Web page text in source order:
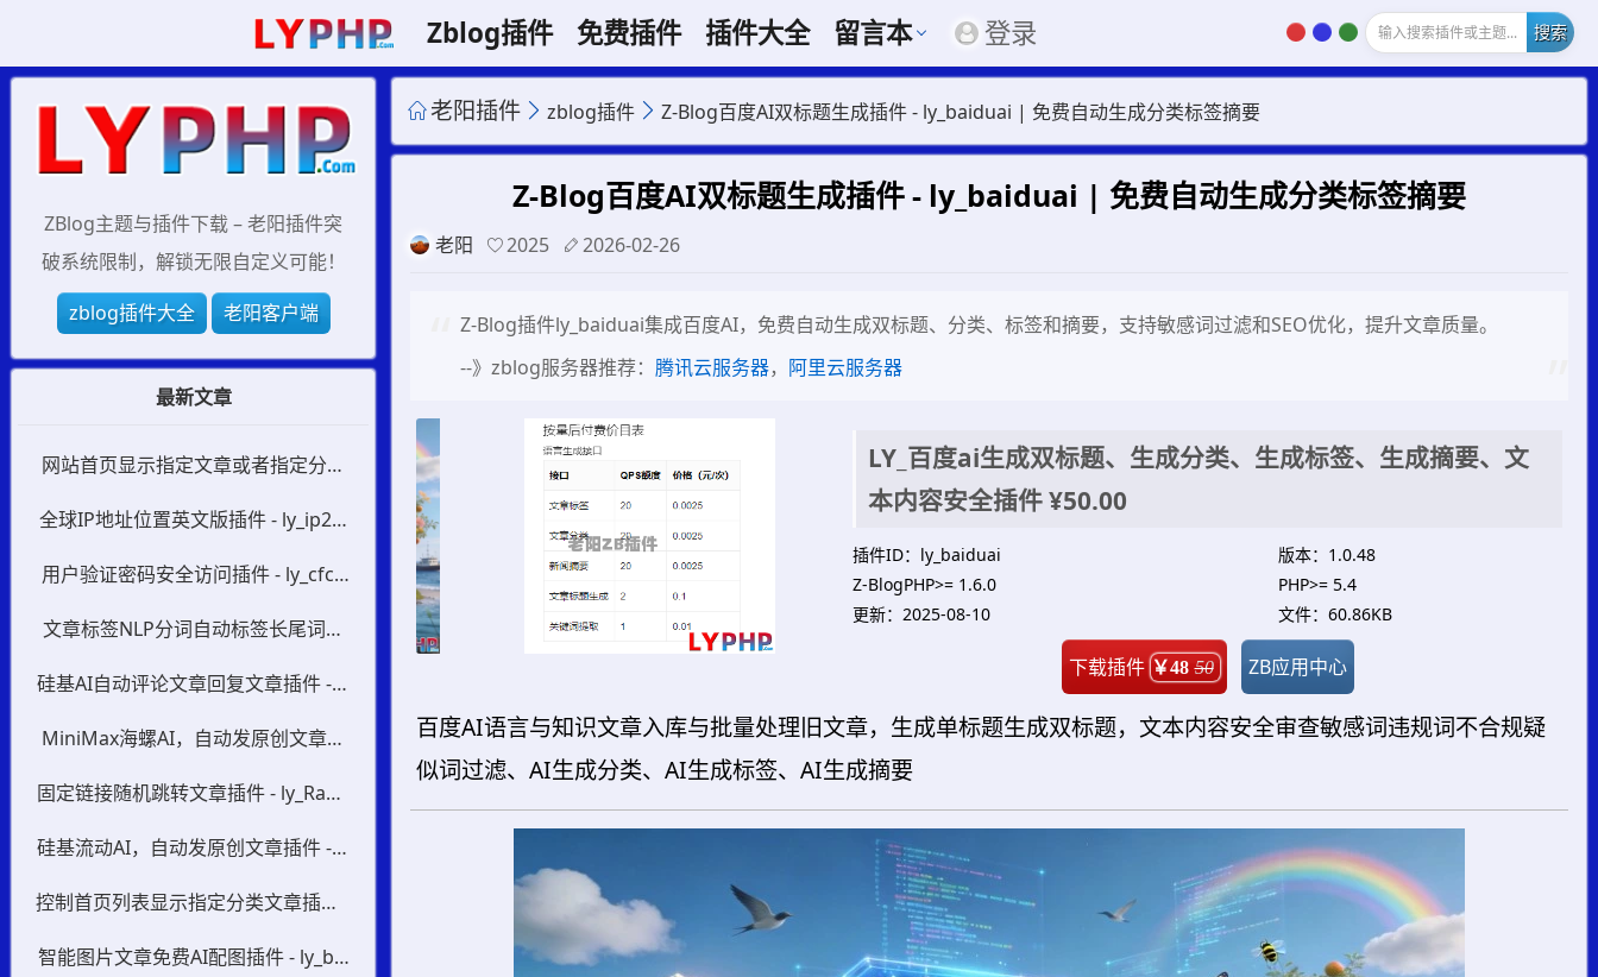
Zblog插件 免费插件 插件大全 留言本 登录 老阳插件站内搜索插件或主题...
老阳插件 zblog插件 Z-Blog百度AI双标题生成插件 - ly_baiduai | 免费自动生成分类标签摘要
Z-Blog百度AI双标题生成插件 - ly_baiduai | 免费自动生成分类标签摘要
老阳 2025 2026-02-26
Z-Blog插件ly_baiduai集成百度AI，免费自动生成双标题、分类、标签和摘要，支持敏感词过滤和SEO优化，提升文章质量。
--》zblog服务器推荐： 腾讯云服务器， 阿里云服务器
LY_百度ai生成双标题、生成分类、生成标签、生成摘要、文
本内容安全插件¥50.00
插件ID：ly_baiduai
版本：1.0.48
Z-BlogPHP>= 1.6.0
PHP>= 5.4
更新：2025-08-10
文件：60.86KB
下载插件 ￥48 50 ZB应用中心
百度AI语言与知识文章入库与批量处理旧文章，生成单标题生成双标题，文本内容安全审查敏感词违规词不合规疑
似词过滤、AI生成分类、AI生成标签、AI生成摘要
ZBlog主题与插件下载 – 老阳插件突
破系统限制，解锁无限自定义可能！
zblog插件大全
老阳客户端
最新文章
网站首页显示指定文章或者指定分类
全球IP地址位置英文版插件 - ly_ip2lo
用户验证密码安全访问插件 - ly_cfco
文章标签NLP分词自动标签长尾词插
硅基AI自动评论文章回复文章插件 - ly
MiniMax海螺AI，自动发原创文章插
固定链接随机跳转文章插件 - ly_Rand
硅基流动AI，自动发原创文章插件 - ly
控制首页列表显示指定分类文章插件 -
智能图片文章免费AI配图插件 - ly_bai